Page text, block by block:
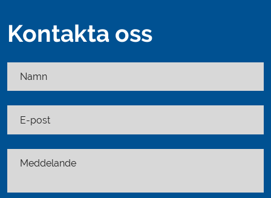
Kontakta oss
Namn
E-post